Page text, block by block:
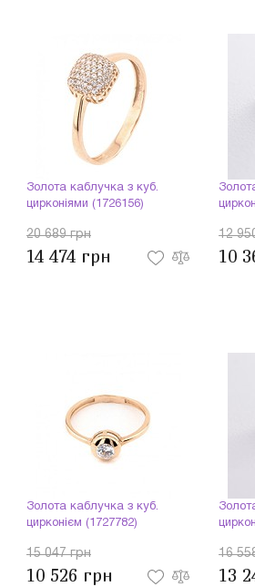
Золота каблучка з куб.
цирконіями (1726156)
20 689 грн
14 474 грн
12
10
Золота каблучка з куб.
цирконієм (1727782)
15 047 грн
10 526 грн
16
13